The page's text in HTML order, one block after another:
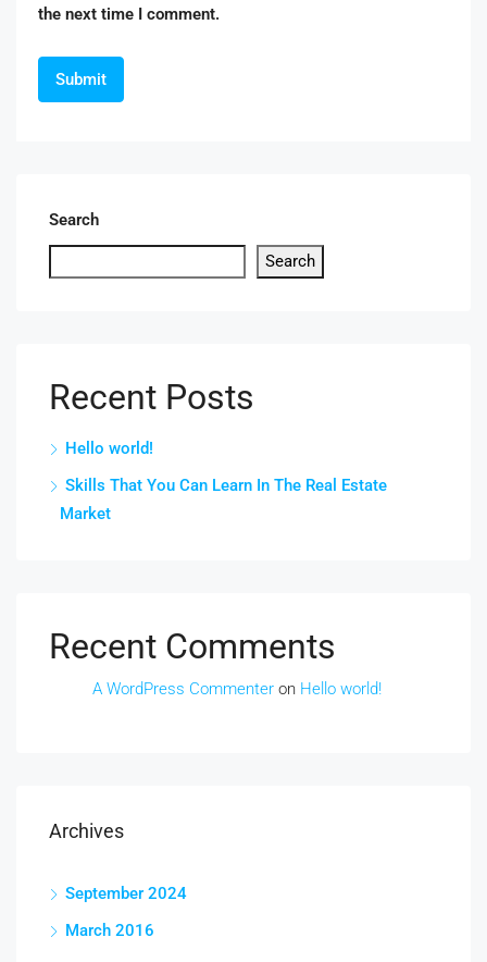
the next time I comment.
Search
Search
Recent Posts
Hello world!
Skills That You Can Learn In The Real Estate
Market
Recent Comments
A WordPress Commenter on Hello world!
Archives
September 2024
March 2016